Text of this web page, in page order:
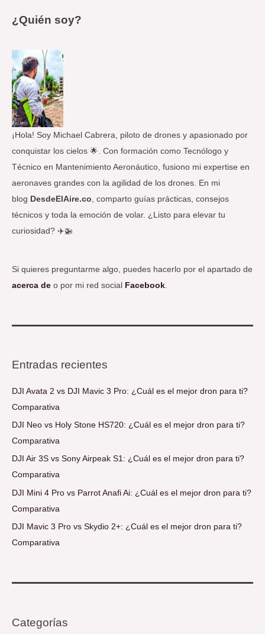
r
p
o
r
:
¿Quién soy?
¡Hola! Soy Michael Cabrera, piloto de drones y apasionado por
conquistar los cielos 🌟. Con formación como Tecnólogo y
Técnico en Mantenimiento Aeronáutico, fusiono mi expertise en
aeronaves grandes con la agilidad de los drones. En mi
blog DesdeElAire.co , comparto guías prácticas, consejos
técnicos y toda la emoción de volar. ¿Listo para elevar tu
curiosidad? ✈️🚁
Si quieres preguntarme algo, puedes hacerlo por el apartado de
acerca de o por mi red social Facebook
Entradas recientes
DJI Avata 2 vs DJI Mavic 3 Pro: ¿Cuál es el mejor dron para ti?
Comparativa
DJI Neo vs Holy Stone HS720: ¿Cuál es el mejor dron para ti?
Comparativa
DJI Air 3S vs Sony Airpeak S1: ¿Cuál es el mejor dron para ti?
Comparativa
DJI Mini 4 Pro vs Parrot Anafi Ai: ¿Cuál es el mejor dron para ti?
Comparativa
DJI Mavic 3 Pro vs Skydio 2+: ¿Cuál es el mejor dron para ti?
Comparativa
Categorías